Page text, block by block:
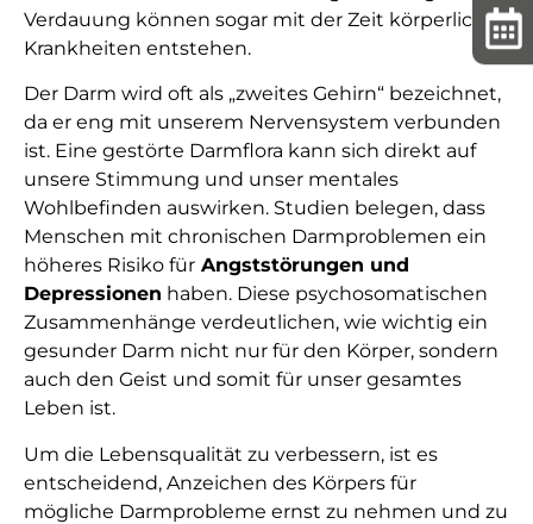
Verdauung können sogar mit der Zeit körperliche
Krankheiten entstehen.
Der Darm wird oft als „zweites Gehirn“ bezeichnet,
da er eng mit unserem Nervensystem verbunden
ist. Eine gestörte Darmflora kann sich direkt auf
unsere Stimmung und unser mentales
Wohlbefinden auswirken. Studien belegen, dass
Menschen mit chronischen Darmproblemen ein
höheres Risiko für Angststörungen und
Depressionen haben. Diese psychosomatischen
Zusammenhänge verdeutlichen, wie wichtig ein
gesunder Darm nicht nur für den Körper, sondern
auch den Geist und somit für unser gesamtes
Leben ist.
Um die Lebensqualität zu verbessern, ist es
entscheidend, Anzeichen des Körpers für
mögliche Darmprobleme ernst zu nehmen und zu